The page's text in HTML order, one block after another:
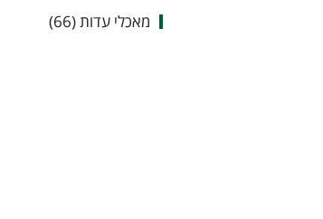
מאכלי עדות (66)